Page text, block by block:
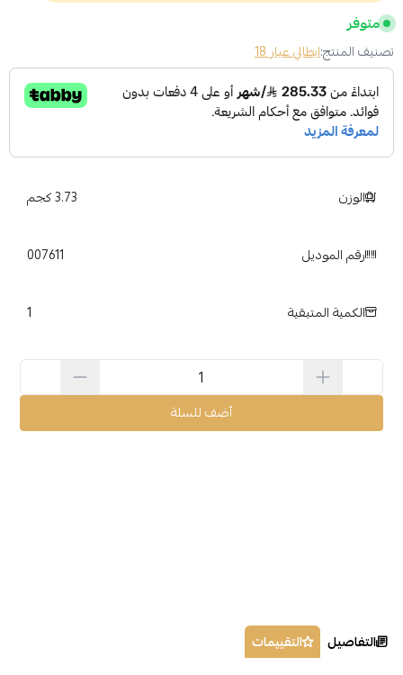
متوفر
تصنيف المنتج:ايطالي عيار 18
الوزن 3.73 كجم
رقم الموديل 007611
الكمية المتبقية 1
أضف للسلة
التفاصيل التقييمات